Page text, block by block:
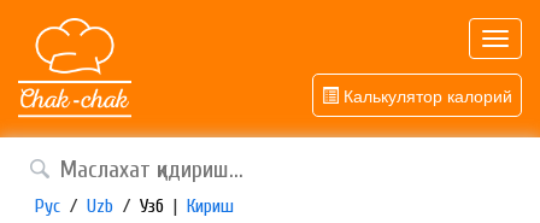
Калькулятор калорий
Рус / Uzb / Узб | Кириш